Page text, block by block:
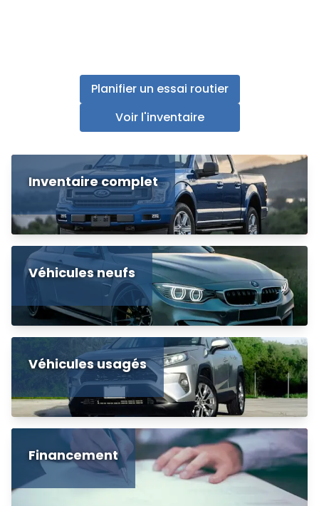
Planifier un essai routier
Voir l'inventaire
Inventaire complet
Véhicules neufs
Véhicules usagés
Financement